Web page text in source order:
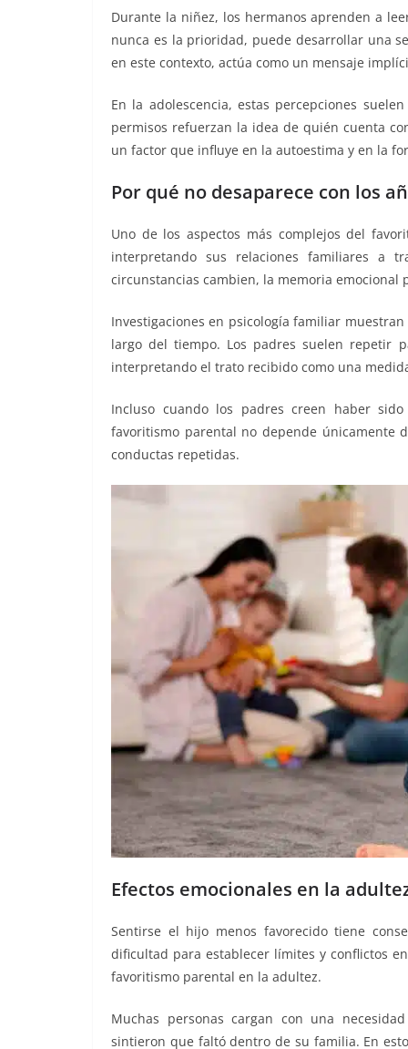
Durante la niñez, los hermanos aprenden a
nunca es la prioridad, puede desarrollar una
en este contexto, actúa como un mensaje
En la adolescencia, estas percepciones
permisos refuerzan la idea de quién cuenta
un factor que influye en la autoestima y en la
Por qué no desaparece con los
Uno de los aspectos más complejos del
interpretando sus relaciones familiares a
circunstancias cambien, la memoria emocional
Investigaciones en psicología familiar
largo del tiempo. Los padres suelen repetir
interpretando el trato recibido como una
Incluso cuando los padres creen haber
favoritismo parental no depende únicamente
conductas repetidas.
Efectos emocionales en la
Sentirse el hijo menos favorecido tiene
dificultad para establecer límites y conflictos
favoritismo parental en la adultez.
Muchas personas cargan con una
sintieron que faltó dentro de su familia. En